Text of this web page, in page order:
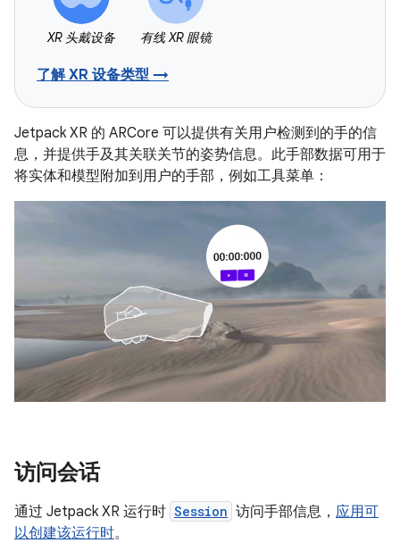
XR 头戴设备 有线 XR 眼镜
了解 XR 设备类型 →
Jetpack XR 的 ARCore 可以提供有关用户检测到的手的信
息，并提供手及其关联关节的姿势信息。此手部数据可用于
将实体和模型附加到用户的手部，例如工具菜单：
访问会话
通过 Jetpack XR 运行时 Session 访问手部信息， 应用可
以创建该运行时。